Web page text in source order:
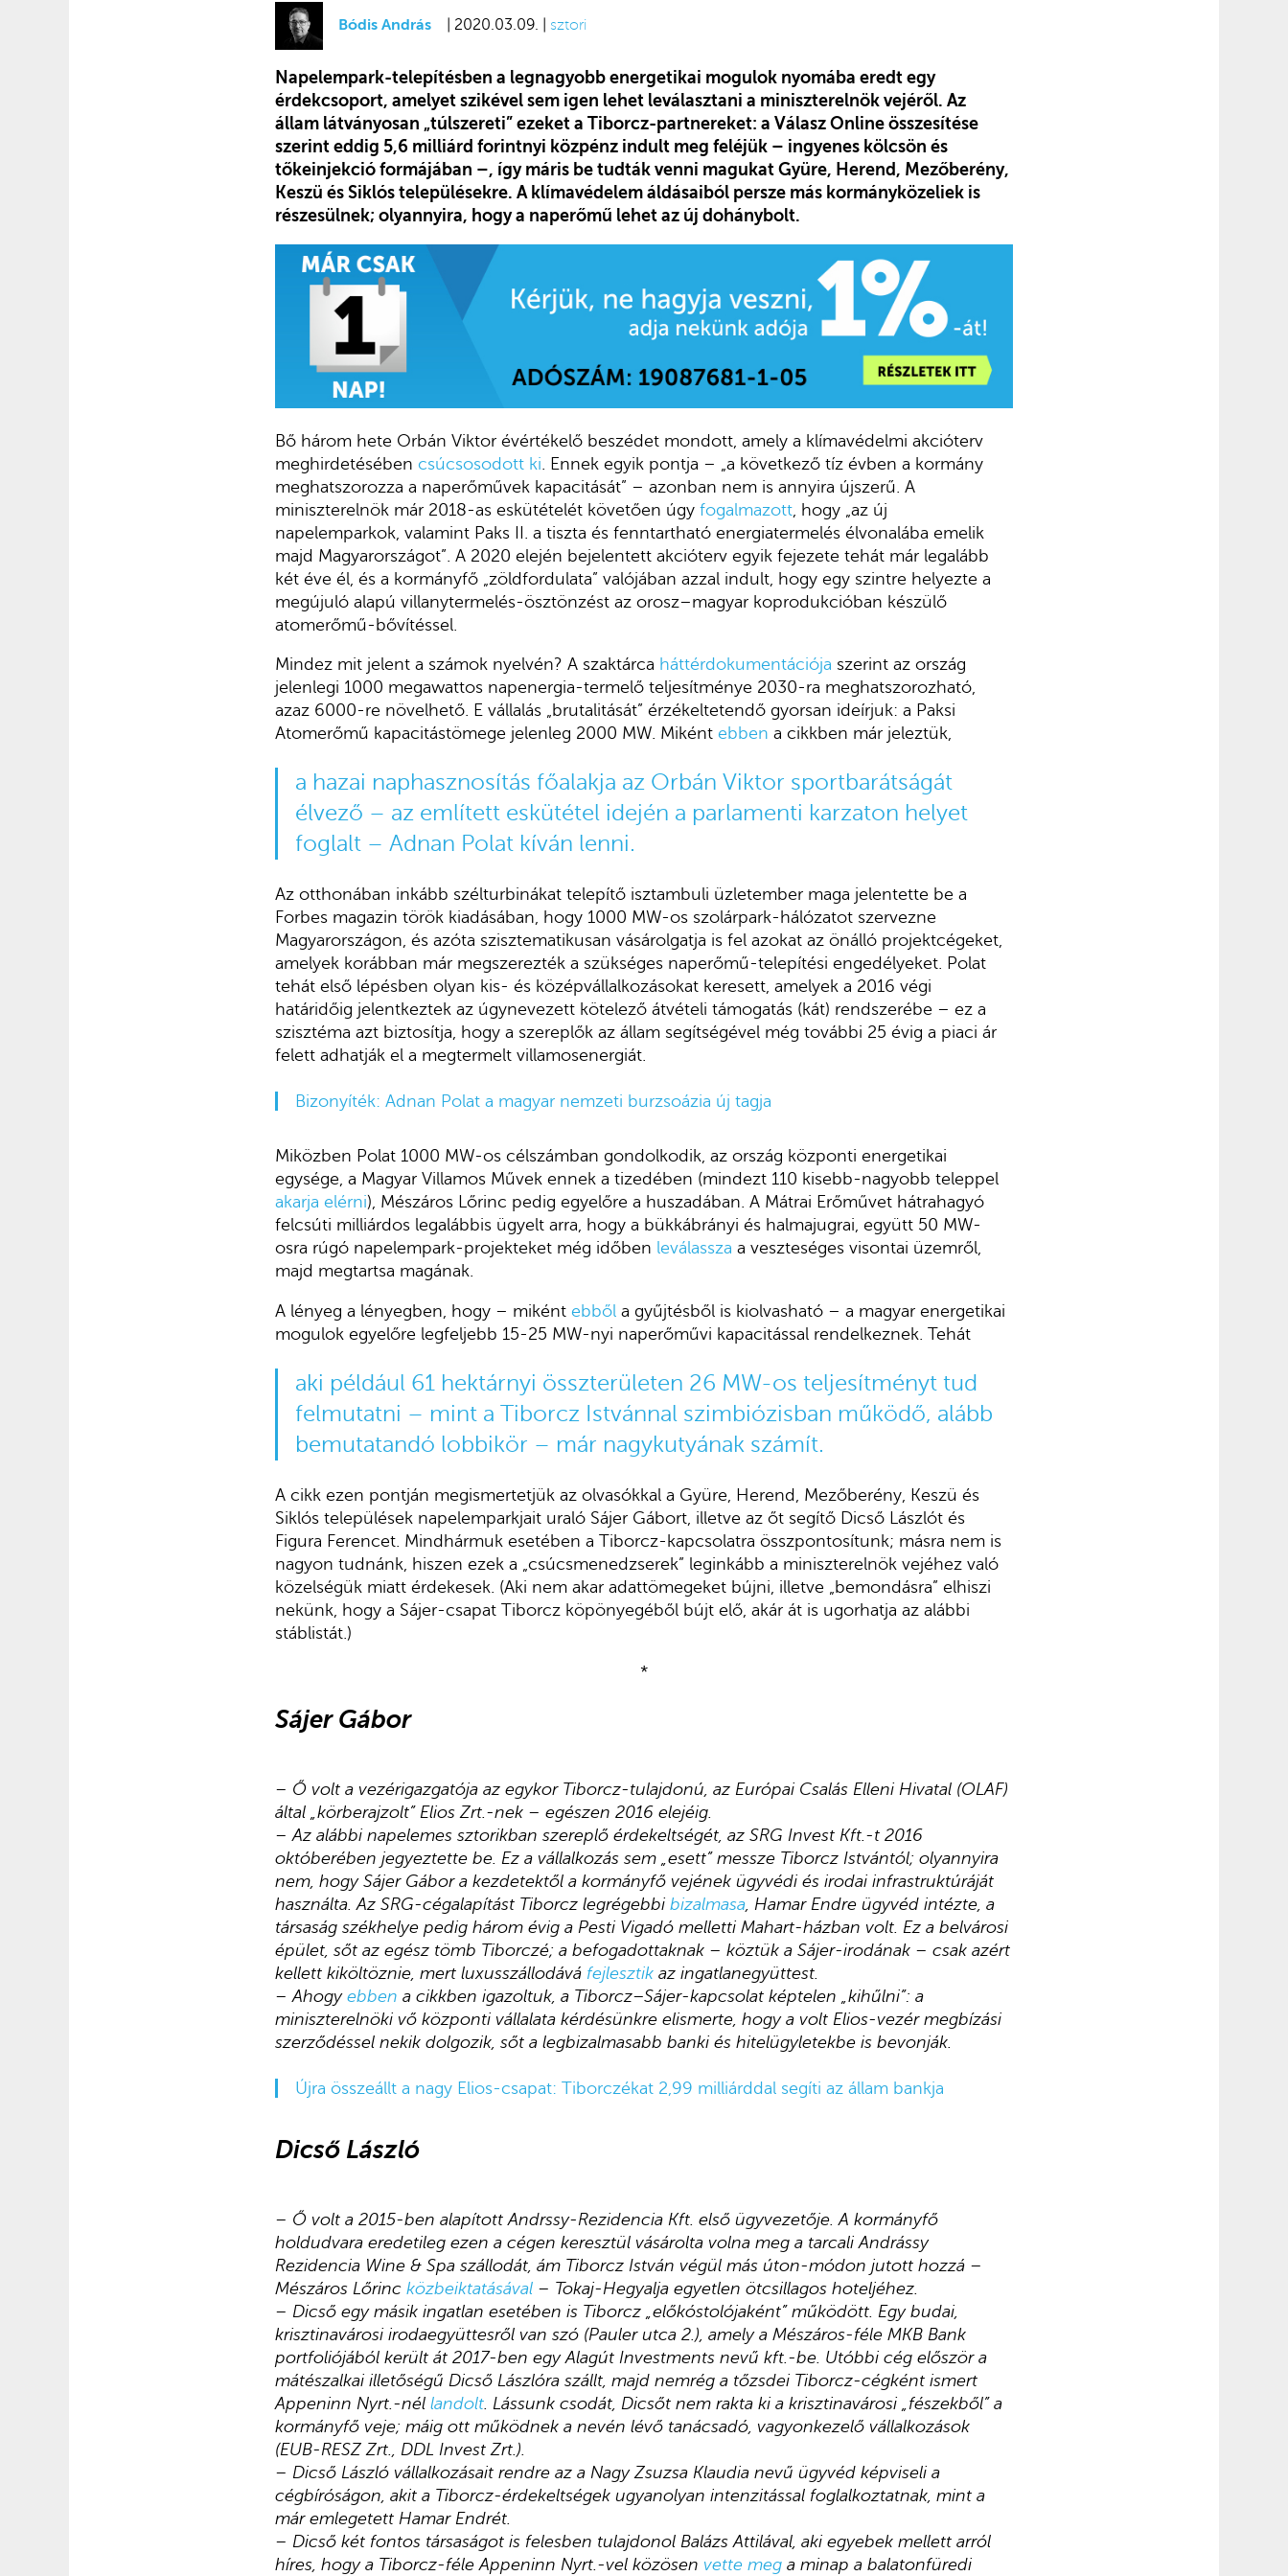
Bódis András | 2020.03.09. | sztori
Napelempark-telepítésben a legnagyobb energetikai mogulok nyomába eredt egy
érdekcsoport, amelyet szikével sem igen lehet leválasztani a miniszterelnök vejéről. Az
állam látványosan „túlszereti” ezeket a Tiborcz-partnereket: a Válasz Online összesítése
szerint eddig 5,6 milliárd forintnyi közpénz indult meg feléjük – ingyenes kölcsön és
tőkeinjekció formájában –, így máris be tudták venni magukat Gyüre, Herend, Mezőberény,
Keszü és Siklós településekre. A klímavédelem áldásaiból persze más kormányközeliek is
részesülnek; olyannyira, hogy a naperőmű lehet az új dohánybolt.
Bő három hete Orbán Viktor évértékelő beszédet mondott, amely a klímavédelmi akcióterv
meghirdetésében csúcsosodott ki . Ennek egyik pontja – „a következő tíz évben a kormány
meghatszorozza a naperőművek kapacitását” – azonban nem is annyira újszerű. A
miniszterelnök már 2018-as eskütételét követően úgy fogalmazott , hogy „az új
napelemparkok, valamint Paks II. a tiszta és fenntartható energiatermelés élvonalába emelik
majd Magyarországot”. A 2020 elején bejelentett akcióterv egyik fejezete tehát már legalább
két éve él, és a kormányfő „zöldfordulata” valójában azzal indult, hogy egy szintre helyezte a
megújuló alapú villanytermelés-ösztönzést az orosz–magyar koprodukcióban készülő
atomerőmű-bővítéssel.
Mindez mit jelent a számok nyelvén? A szaktárca háttérdokumentációja szerint az ország
jelenlegi 1000 megawattos napenergia-termelő teljesítménye 2030-ra meghatszorozható,
azaz 6000-re növelhető. E vállalás „brutalitását” érzékeltetendő gyorsan ideírjuk: a Paksi
Atomerőmű kapacitástömege jelenleg 2000 MW. Miként ebben a cikkben már jeleztük,
a hazai naphasznosítás főalakja az Orbán Viktor sportbarátságát
élvező – az említett eskütétel idején a parlamenti karzaton helyet
foglalt– Adnan Polat kíván lenni.
Az otthonában inkább szélturbinákat telepítő isztambuli üzletember maga jelentette be a
Forbes magazin török kiadásában, hogy 1000 MW-os szolárpark-hálózatot szervezne
Magyarországon, és azóta szisztematikusan vásárolgatja is fel azokat az önálló projektcégeket,
amelyek korábban már megszerezték a szükséges naperőmű-telepítési engedélyeket. Polat
tehát első lépésben olyan kis- és középvállalkozásokat keresett, amelyek a 2016 végi
határidőig jelentkeztek az úgynevezett kötelező átvételi támogatás (kát) rendszerébe – ez a
szisztéma azt biztosítja, hogy a szereplők az állam segítségével még további 25 évig a piaci ár
felett adhatják el a megtermelt villamosenergiát.
Bizonyíték: Adnan Polat a magyar nemzeti burzsoázia új tagja
Miközben Polat 1000 MW-os célszámban gondolkodik, az ország központi energetikai
egysége, a Magyar Villamos Művek ennek a tizedében (mindezt 110 kisebb-nagyobb teleppel
akarja elérni), Mészáros Lőrinc pedig egyelőre a huszadában. A Mátrai Erőművet hátrahagyó
felcsúti milliárdos legalábbis ügyelt arra, hogy a bükkábrányi és halmajugrai, együtt 50 MW-
osra rúgó napelempark-projekteket még időben leválassza a veszteséges visontai üzemről,
majd megtartsa magának.
A lényeg a lényegben, hogy – miként ebből a gyűjtésből is kiolvasható – a magyar energetikai
mogulok egyelőre legfeljebb 15-25 MW-nyi naperőművi kapacitással rendelkeznek. Tehát
aki például 61 hektárnyi összterületen 26 MW-os teljesítményt tud
felmutatni – mint a Tiborcz Istvánnal szimbiózisban működő, alább
bemutatandó lobbikör – már nagykutyának számít.
A cikk ezen pontján megismertetjük az olvasókkal a Gyüre, Herend, Mezőberény, Keszü és
Siklós települések napelemparkjait uraló Sájer Gábort, illetve az őt segítő Dicső Lászlót és
Figura Ferencet. Mindhármuk esetében a Tiborcz-kapcsolatra összpontosítunk; másra nem is
nagyon tudnánk, hiszen ezek a „csúcsmenedzserek” leginkább a miniszterelnök vejéhez való
közelségük miatt érdekesek. (Aki nem akar adattömegeket bújni, illetve „bemondásra” elhiszi
nekünk, hogy a Sájer-csapat Tiborcz köpönyegéből bújt elő, akár át is ugorhatja az alábbi
stáblistát.)
*
Sájer Gábor
– Ő volt a vezérigazgatója az egykor Tiborcz-tulajdonú, az Európai Csalás Elleni Hivatal (OLAF)
által „körberajzolt” Elios Zrt.-nek – egészen 2016 elejéig.
– Az alábbi napelemes sztorikban szereplő érdekeltségét, az SRG Invest Kft.-t 2016
októberében jegyeztette be. Ez a vállalkozás sem „esett” messze Tiborcz Istvántól; olyannyira
nem, hogy Sájer Gábor a kezdetektől a kormányfő vejének ügyvédi és irodai infrastruktúráját
használta. Az SRG-cégalapítást Tiborcz legrégebbi bizalmasa, Hamar Endre ügyvéd intézte, a
társaság székhelye pedig három évig a Pesti Vigadó melletti Mahart-házban volt. Ez a belvárosi
épület, sőt az egész tömb Tiborczé; a befogadottaknak – köztük a Sájer-irodának – csak azért
kellett kiköltöznie, mert luxusszállodává fejlesztik az ingatlanegyüttest.
– Ahogy ebben a cikkben igazoltuk, a Tiborcz–Sájer-kapcsolat képtelen „kihűlni”: a
miniszterelnöki vő központi vállalata kérdésünkre elismerte, hogy a volt Elios-vezér megbízási
szerződéssel nekik dolgozik, sőt a legbizalmasabb banki és hitelügyletekbe is bevonják.
Újra összeállt a nagy Elios-csapat: Tiborczékat 2,99 milliárddal segíti az állam bankja
Dicső László
– Ő volt a 2015-ben alapított Andrssy-Rezidencia Kft. első ügyvezetője. A kormányfő
holdudvara eredetileg ezen a cégen keresztül vásárolta volna meg a tarcali Andrássy
Rezidencia Wine & Spa szállodát, ám Tiborcz István végül más úton-módon jutott hozzá –
Mészáros Lőrinc közbeiktatásával – Tokaj-Hegyalja egyetlen ötcsillagos hoteljéhez.
– Dicső egy másik ingatlan esetében is Tiborcz „előkóstolójaként” működött. Egy budai,
krisztinavárosi irodaegyüttesről van szó (Pauler utca 2.), amely a Mészáros-féle MKB Bank
portfoliójából került át 2017-ben egy Alagút Investments nevű kft.-be. Utóbbi cég először a
mátészalkai illetőségű Dicső Lászlóra szállt, majd nemrég a tőzsdei Tiborcz-cégként ismert
Appeninn Nyrt.-nél landolt. Lássunk csodát, Dicsőt nem rakta ki a krisztinavárosi „fészekből” a
kormányfő veje; máig ott működnek a nevén lévő tanácsadó, vagyonkezelő vállalkozások
(EUB-RESZ Zrt., DDL Invest Zrt.).
– Dicső László vállalkozásait rendre az a Nagy Zsuzsa Klaudia nevű ügyvéd képviseli a
cégbíróságon, akit a Tiborcz-érdekeltségek ugyanolyan intenzitással foglalkoztatnak, mint a
már emlegetett Hamar Endrét.
– Dicső két fontos társaságot is felesben tulajdonol Balázs Attilával, aki egyebek mellett arról
híres, hogy a Tiborcz-féle Appeninn Nyrt.-vel közösen vette meg a minap a balatonfüredi